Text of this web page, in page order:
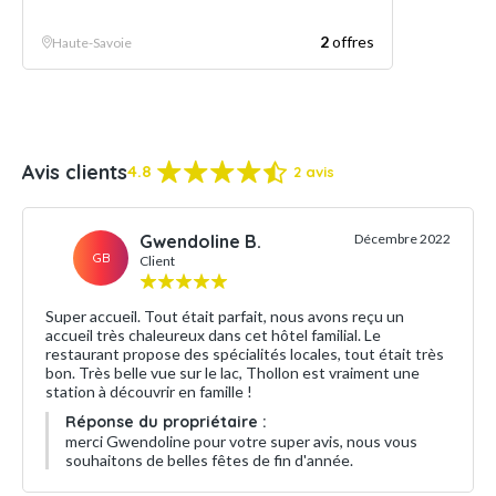
Haute-Savoie 2offres
Avis clients4.8 2 avis
GB
Gwendoline B.
Client
Décembre 2022
Super accueil. Tout était parfait, nous avons reçu un
accueil très chaleureux dans cet hôtel familial. Le
restaurant propose des spécialités locales, tout était très
bon. Très belle vue sur le lac, Thollon est vraiment une
station à découvrir en famille !
Réponse du propriétaire :
merci Gwendoline pour votre super avis, nous vous
souhaitons de belles fêtes de fin d'année.